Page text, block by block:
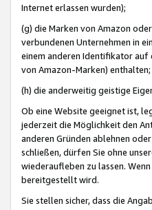
Internet erlassen wurden);
(g) die Marken von Amazon
verbundenen Unternehmen in
einem anderen Identifikator auf
von Amazon-Marken)
(h) die anderweitig geistige
Ob eine Website geeignet ist,
jederzeit die Möglichkeit den
anderen Gründen ablehnen
schließen, dürfen Sie ohne
wiederaufleben zu lassen.
bereitgestellt wird.
Sie stellen sicher, dass die